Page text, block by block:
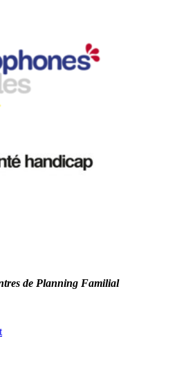
de Planning Familial